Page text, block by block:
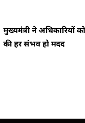
मुख्यमंत्री ने अधिकारियों
की हर संभव हो मदद